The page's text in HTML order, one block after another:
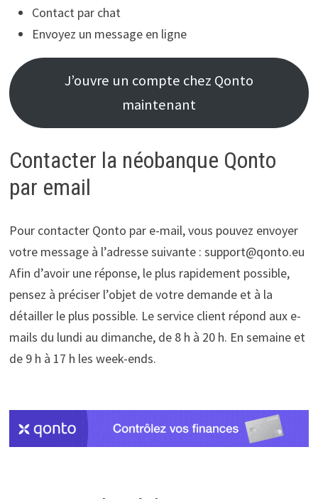
Contact par chat
Envoyez un message en ligne
J’ouvre un compte chez Qonto
maintenant
Contacter la néobanque Qonto
par email
Pour contacter Qonto par e-mail, vous pouvez envoyer
votre message à l’adresse suivante : support@qonto.eu
Afin d’avoir une réponse, le plus rapidement possible,
pensez à préciser l’objet de votre demande et à la
détailler le plus possible. Le service client répond aux e-
mails du lundi au dimanche, de 8 h à 20 h. En semaine et
de 9 h à 17 h les week-ends.